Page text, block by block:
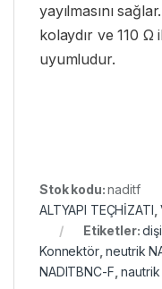
yayılmasını
kolaydır ve 110 Ω
uyumludur.
Stok kodu:naditf
ALTYAPI TEÇHİZATI ,
Etiketler:
Konnektör,neutrik
NADITBNC-F ,